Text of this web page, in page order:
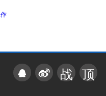
战 顶